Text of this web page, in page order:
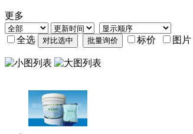
更多
全选 标价 图片